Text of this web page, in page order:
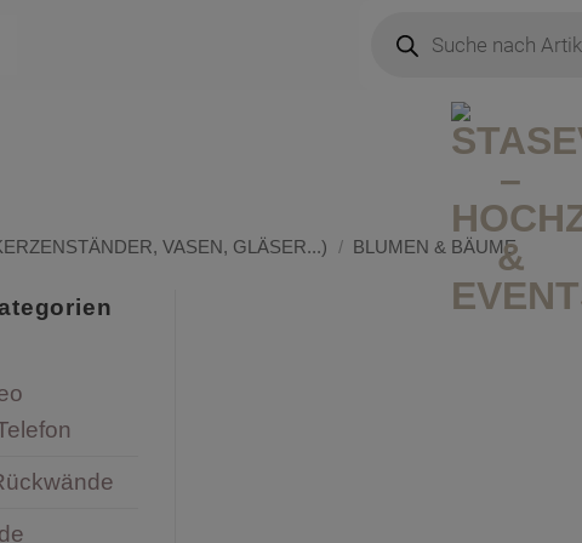
search
VASEN, GLÄSER...) / BLUMEN & BÄUME